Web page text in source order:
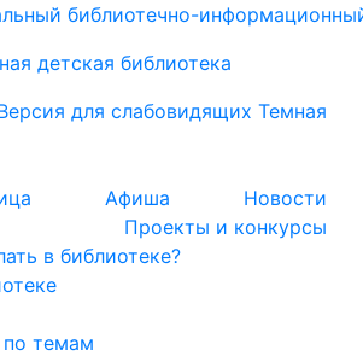
библиотечно-
детская библиотека
для слабовидящих Темная
Афиша
Новости
Проекты и конкурсы
в библиотеке?
по темам